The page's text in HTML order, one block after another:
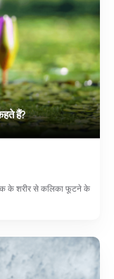
हैं?
के शरीर से कलिका फूटने के